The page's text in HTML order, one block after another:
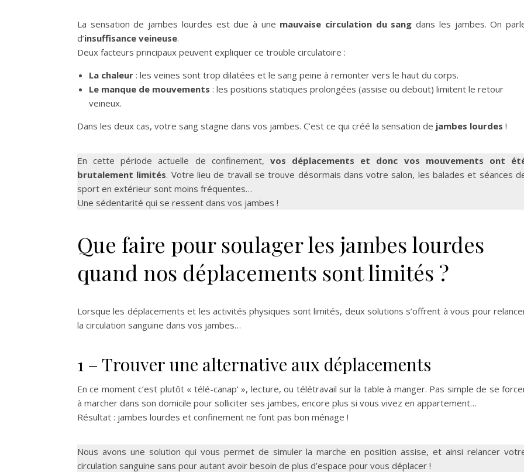
La sensation de jambes lourdes est due à une mauvaise circulation du sang dans les jambes. On
d’insuffisance veineuse.
Deux facteurs principaux peuvent expliquer ce trouble circulatoire :
La chaleur : les veines sont trop dilatées et le sang peine à remonter vers le haut du corps.
Le manque de mouvements : les positions statiques prolongées (assise ou debout) limitent le retour
veineux.
Dans les deux cas, votre sang stagne dans vos jambes. C’est ce qui créé la sensation de jambes lourdes !
En cette période actuelle de confinement, vos déplacements et donc vos mouvements ont
brutalement limités. Votre lieu de travail se trouve désormais dans votre salon, les balades et séances
sport en extérieur sont moins fréquentes…
Une sédentarité qui se ressent dans vos jambes !
Que faire pour soulager les jambes lourdes
quand nos déplacements sont limités ?
Lorsque les déplacements et les activités physiques sont limités, deux solutions s’offrent à vous pour
la circulation sanguine dans vos jambes…
1 – Trouver une alternative aux déplacements
En ce moment c’est plutôt « télé-canap’ », lecture, ou télétravail sur la table à manger. Pas simple de se
à marcher dans son domicile pour solliciter ses jambes, encore plus si vous vivez en appartement…
Résultat : jambes lourdes et confinement ne font pas bon ménage !
Nous avons une solution qui vous permet de simuler la marche en position assise, et ainsi relancer
circulation sanguine sans pour autant avoir besoin de plus d’espace pour vous déplacer !